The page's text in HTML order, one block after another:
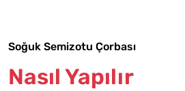
Soğuk Semizotu Çorbası
Nasıl Yapılır